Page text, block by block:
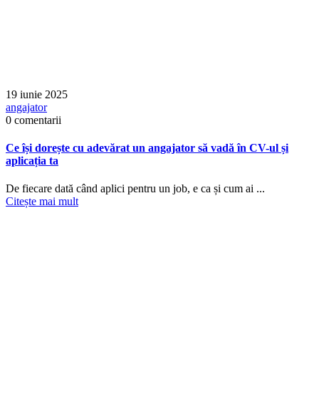
19 iunie 2025
angajator
0 comentarii
Ce își dorește cu adevărat un angajator să vadă în CV-ul și
aplicația ta
De fiecare dată când aplici pentru un job, e ca și cum ai ...
Citește mai mult